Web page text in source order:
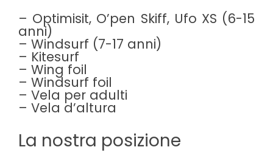
– Optimisit, O’pen Skiff, Ufo XS (6-15
anni)
– Windsurf (7-17 anni)
– Kitesurf
– Wing foil
– Windsurf foil
– Vela per adulti
– Vela d’altura
La nostra posizione